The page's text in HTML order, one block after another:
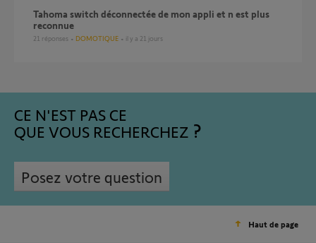
Tahoma switch déconnectée de mon appli et n est plus
reconnue
21 réponses DOMOTIQUE il y a 21 jours
CE N'EST PAS CE
QUE VOUS RECHERCHEZ
Posez votre question
Haut de page